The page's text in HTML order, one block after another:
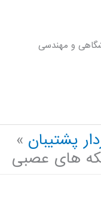
و مهندسی
پشتیبان
های عصبی